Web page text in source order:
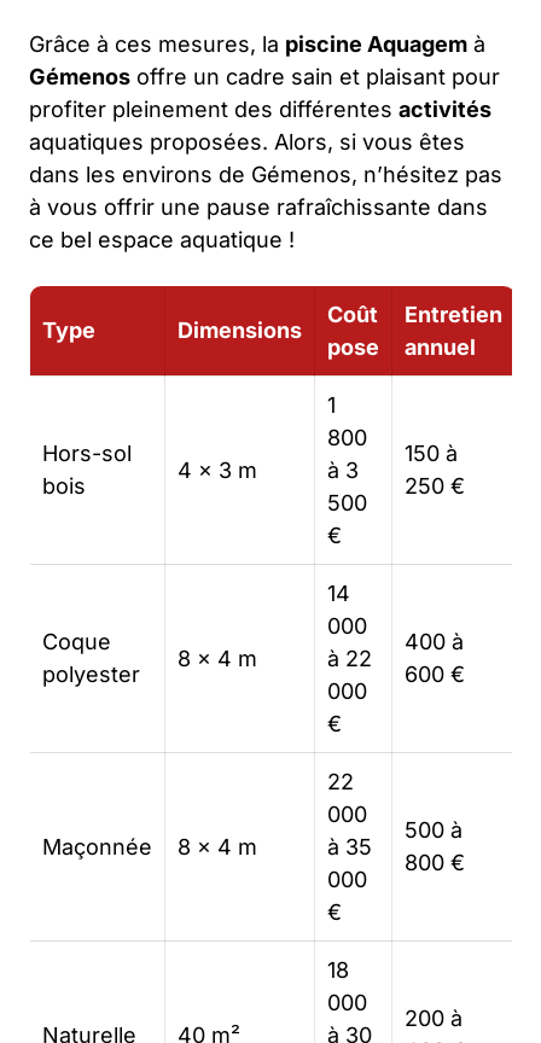
Grâce à ces mesures, la piscine Aquagem à
Gémenos offre un cadre sain et plaisant pour
profiter pleinement des différentes activités
aquatiques proposées. Alors, si vous êtes
dans les environs de Gémenos, n’hésitez pas
à vous offrir une pause rafraîchissante dans
ce bel espace aquatique !
Type Dimensions
Coût
pose
Entretien
annuel
Hors-sol
bois
4 x 3 m
1
800
à 3
500
€
150 à
250 €
Coque
polyester
8 x 4 m
14
000
à 22
000
€
400 à
600 €
Maçonnée 8 x 4 m
22
000
à 35
000
€
500 à
800 €
Naturelle 40 m²
18
000
à 30
200 à